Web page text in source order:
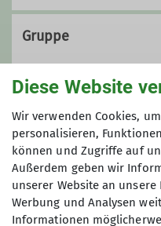
0561 / 310
Kontakt
Gruppe
Gruppe BEST -
Bergwandern
Wir sind in
offene Gruppe
Männern, die
Diese Website
Wir verwenden Cookies,
personalisieren,
können und Zugriffe auf
Außerdem geben wir
unserer Website an
Werbung und Analysen
Informationen